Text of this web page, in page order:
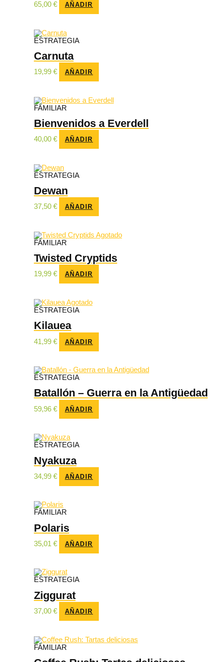
65,00 € AÑADIR
ESTRATEGIA
Carnuta
19,99 € AÑADIR
FAMILIAR
Bienvenidos a Everdell
40,00 € AÑADIR
ESTRATEGIA
Dewan
37,50 € AÑADIR
Agotado
FAMILIAR
Twisted Cryptids
19,99 € AÑADIR
Agotado
ESTRATEGIA
Kilauea
41,99 € AÑADIR
ESTRATEGIA
Batallón – Guerra en la Antigüedad
59,96 € AÑADIR
ESTRATEGIA
Nyakuza
34,99 € AÑADIR
FAMILIAR
Polaris
35,01 € AÑADIR
ESTRATEGIA
Ziggurat
37,00 € AÑADIR
FAMILIAR